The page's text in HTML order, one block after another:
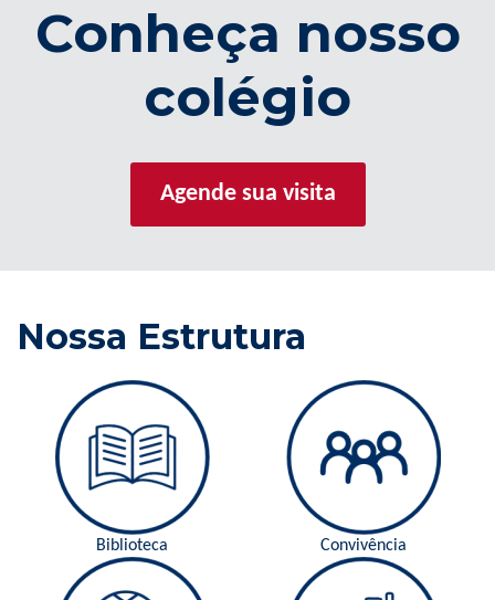
Conheça nosso
colégio
Agende sua visita
Nossa Estrutura
Biblioteca Convivência